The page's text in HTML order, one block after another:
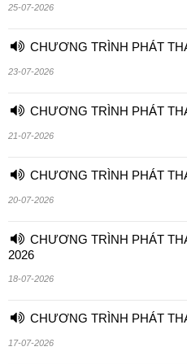
25-07-2026
CHƯƠNG TRÌNH PHÁT
23-07-2026
CHƯƠNG TRÌNH PHÁT
21-07-2026
CHƯƠNG TRÌNH PHÁT
20-07-2026
CHƯƠNG TRÌNH PHÁT
2026
18-07-2026
CHƯƠNG TRÌNH PHÁT
17-07-2026